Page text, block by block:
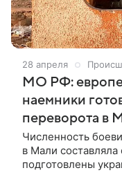
28 апреля
МО РФ:
наемники
переворота в
Численность
в Мали
подготовлены